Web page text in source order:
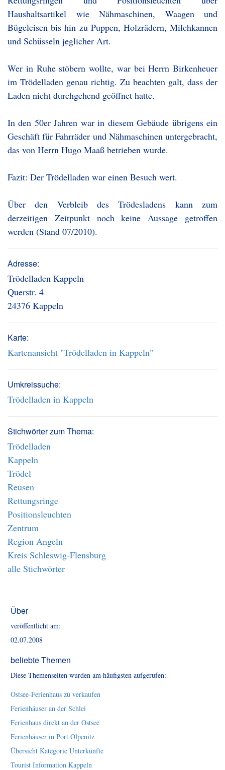
Haushaltsartikel wie Nähmaschinen, Waagen und
Bügeleisen bis hin zu Puppen, Holzrädern, Milchkannen
und Schüsseln jeglicher Art.
Wer in Ruhe stöbern wollte, war bei Herrn Birkenheuer
im Trödelladen genau richtig. Zu beachten galt, dass der
Laden nicht durchgehend geöffnet hatte.
In den 50er Jahren war in diesem Gebäude übrigens ein
Geschäft für Fahrräder und Nähmaschinen untergebracht,
das von Herrn Hugo Maaß betrieben wurde.
Fazit: Der Trödelladen war einen Besuch wert.
Über den Verbleib des Trödesladens kann zum
derzeitigen Zeitpunkt noch keine Aussage getroffen
werden (Stand 07/2010).
Adresse:
Trödelladen Kappeln
Querstr. 4
24376 Kappeln
Karte:
Kartenansicht "Trödelladen in Kappeln"
Umkreissuche:
Trödelladen in Kappeln
Stichwörter zum Thema:
Trödelladen
Kappeln
Trödel
Reusen
Rettungsringe
Positionsleuchten
Zentrum
Region Angeln
Kreis Schleswig-Flensburg
alle Stichwörter
Über
veröffentlicht am:
02.07.2008
beliebte Themen
Diese Themenseiten wurden am häufigsten aufgerufen:
Ostsee-Ferienhaus zu verkaufen
Ferienhäuser an der Schlei
Ferienhaus direkt an der Ostsee
Ferienhäuser in Port Olpenitz
Übersicht Kategorie Unterkünfte
Tourist Information Kappeln